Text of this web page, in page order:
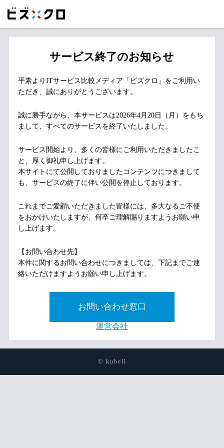
サービス終了のお知らせ
平素よりITサービス比較メディア「ビズクロ」をご利用い
ただき、誠にありがとうございます。
誠に勝手ながら、本サービスは2026年4月20日（月）をもち
まして、すべてのサービスを終了いたしました。
サービス開始より、多くの皆様にご利用いただきましたこ
と、厚く御礼申し上げます。
本サイトにて公開しておりましたコンテンツにつきまして
も、サービスの終了に伴い公開を停止しております。
これまでご愛顧いただきました皆様には、多大なるご不便
をおかけいたしますが、何卒ご理解賜りますようお願い申
し上げます。
【お問い合わせ先】
本件に関するお問い合わせにつきましては、下記までご連
絡いただけますようお願い申し上げます。
お問い合わせ窓口
運営会社
© kubell